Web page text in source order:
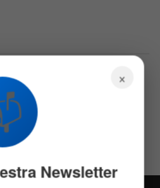
×
Newsletter